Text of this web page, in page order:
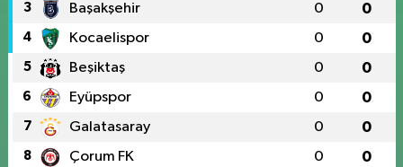
3 Başakşehir 0 0
4 Kocaelispor 0 0
5 Beşiktaş 0 0
6 Eyüpspor 0 0
7 Galatasaray 0 0
8 Çorum FK 0 0